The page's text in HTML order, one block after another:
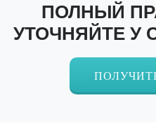
ПОЛНЫЙ
УТОЧНЯЙТЕ У